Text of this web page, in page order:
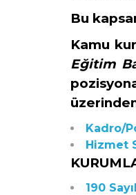
Bu
Kamu
Eğitim
Kadro/
Hizmet
190